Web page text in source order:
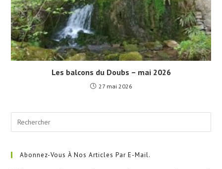
Les balcons du Doubs – mai 2026
27 mai 2026
Abonnez-Vous À Nos Articles Par E-Mail.